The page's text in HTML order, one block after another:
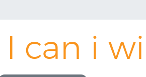
I can i will